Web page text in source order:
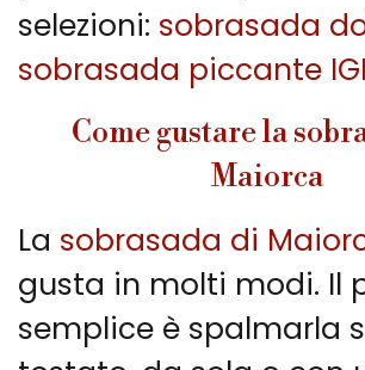
selezioni: sobrasada
sobrasada piccante
Come gustare la
Maiorca
La sobrasada di
gusta in molti modi. Il
semplice è spalmarla